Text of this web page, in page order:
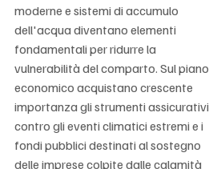
moderne e sistemi di accumulo
dell'acqua diventano elementi
fondamentali per ridurre la
vulnerabilità del comparto. Sul piano
economico acquistano crescente
importanza gli strumenti assicurativi
contro gli eventi climatici estremi e i
fondi pubblici destinati al sostegno
delle imprese colpite dalle calamità